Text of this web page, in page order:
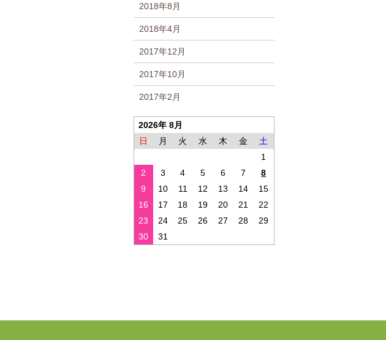
2018年8月
2018年4月
2017年12月
2017年10月
2017年2月
2026年 8月
日
月 火 水 木 金
土
1
2
3 4 5 6 7
8
9
10 11 12 13 14
15
16
17 18 19 20 21
22
23
24 25 26 27 28
29
30
31